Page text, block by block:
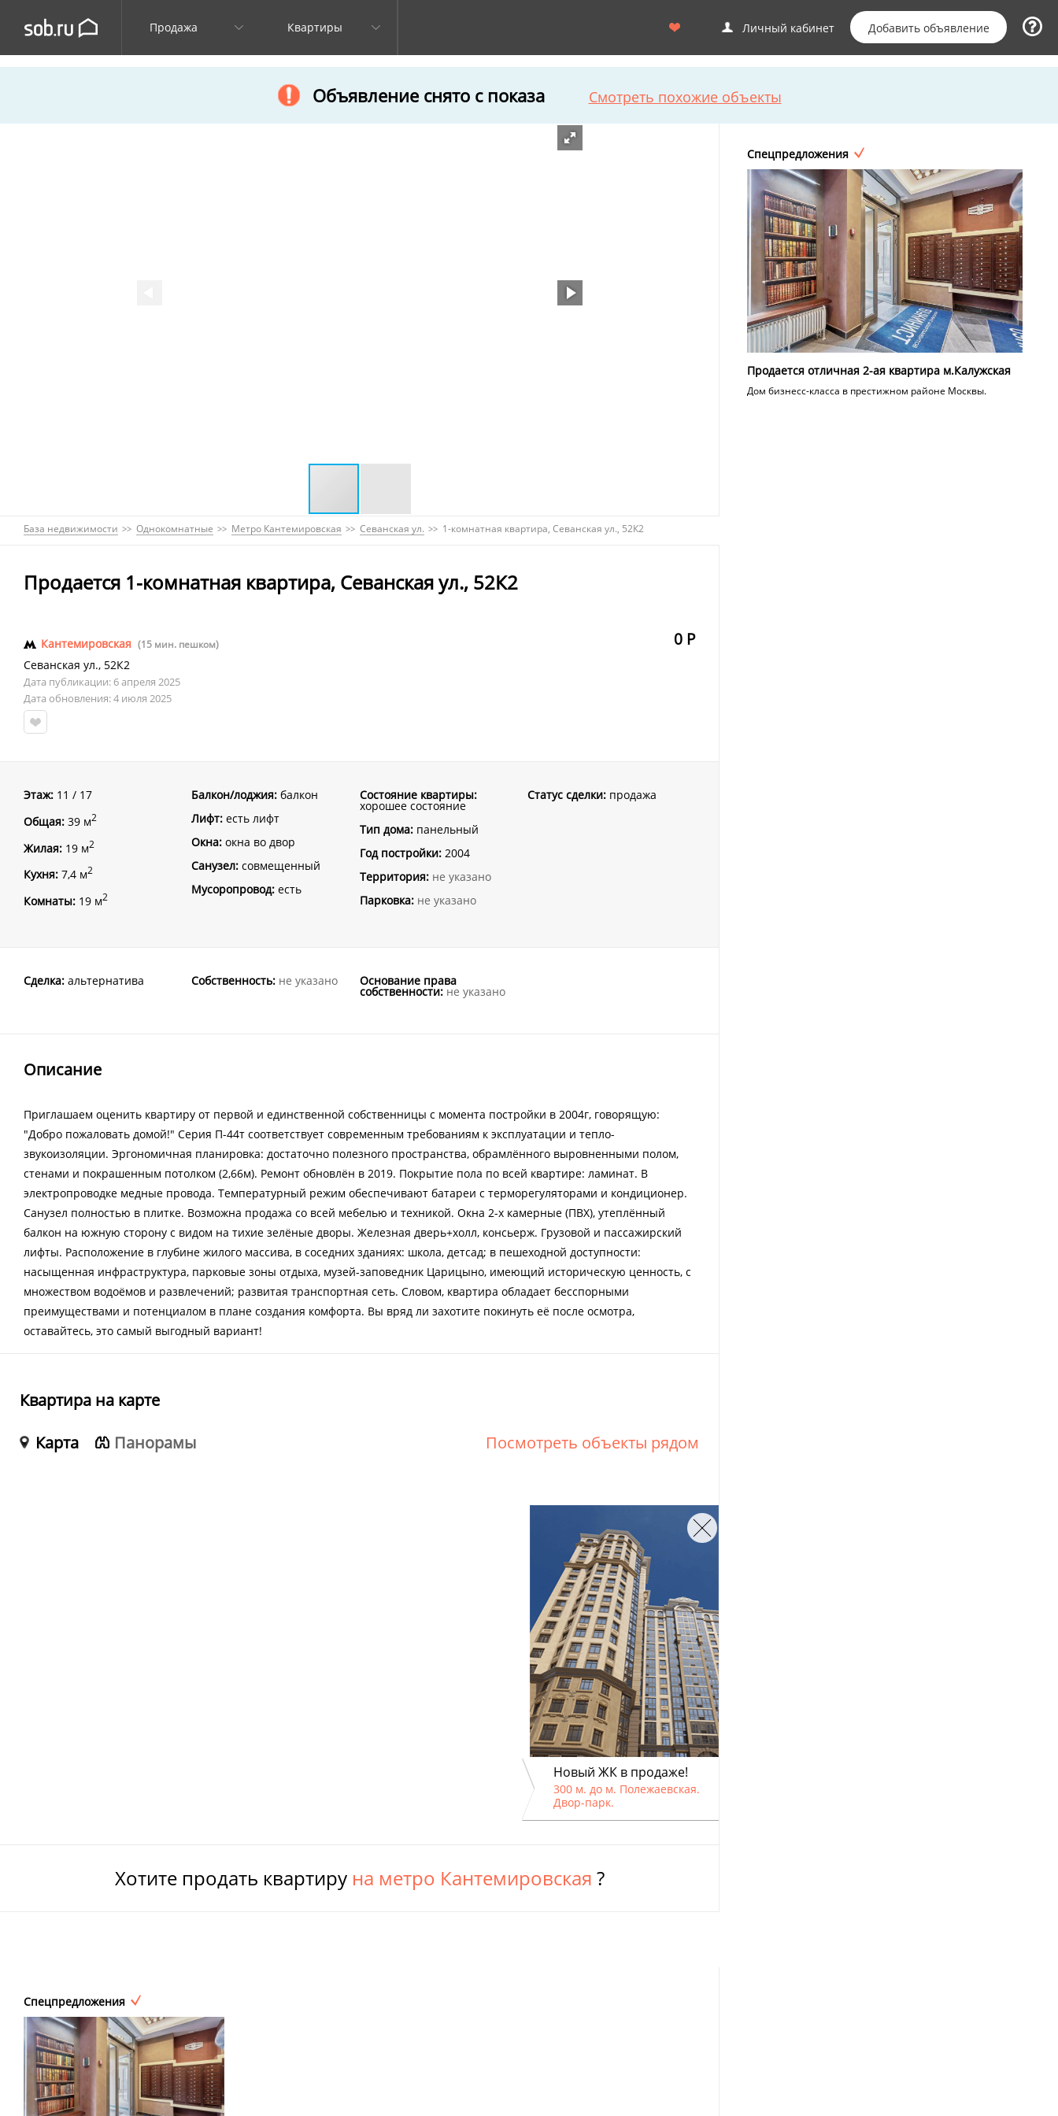
Продажа Квартиры Личный кабинет Добавить объявление
Объявление снято с показа Смотреть похожие объекты
Спецпредложения
Продается отличная 2-ая квартира м.Калужская
Дом бизнесс-класса в престижном районе Москвы.
База недвижимости Однокомнатные Метро Кантемировская Севанская ул. 1-комнатная квартира, Севанская ул., 52К2
Продается 1-комнатная квартира, Севанская ул., 52К2
0 Р
Кантемировская (15 мин. пешком)
Севанская ул., 52К2
Дата публикации: 6 апреля 2025
Дата обновления: 4 июля 2025
Этаж: 11 / 17
Общая: 39 м2
Жилая: 19 м2
Кухня: 7,4 м2
Комнаты: 19 м2
Балкон/лоджия: балкон
Лифт: есть лифт
Окна: окна во двор
Санузел: совмещенный
Мусоропровод: есть
Состояние квартиры:
хорошее состояние
Тип дома:панельный
Год постройки:2004
Территория: не указано
Парковка: не указано
Статус сделки:продажа
Сделка: альтернатива Собственность: не указано Основание права
собственности: не указано
Описание
Приглашаем оценить квартиру от первой и единственной собственницы с момента постройки в 2004г, говорящую:
"Добро пожаловать домой!" Серия П-44т соответствует современным требованиям к эксплуатации и тепло-
звукоизоляции. Эргономичная планировка: достаточно полезного пространства, обрамлённого выровненными полом,
стенами и покрашенным потолком (2,66м). Ремонт обновлён в 2019. Покрытие пола по всей квартире: ламинат. В
электропроводке медные провода. Температурный режим обеспечивают батареи с терморегуляторами и кондиционер.
Санузел полностью в плитке. Возможна продажа со всей мебелью и техникой. Окна 2-х камерные (ПВХ), утеплённый
балкон на южную сторону с видом на тихие зелёные дворы. Железная дверь+холл, консьерж. Грузовой и пассажирский
лифты. Расположение в глубине жилого массива, в соседних зданиях: школа, детсад; в пешеходной доступности:
насыщенная инфраструктура, парковые зоны отдыха, музей-заповедник Царицыно, имеющий историческую ценность, с
множеством водоёмов и развлечений; развитая транспортная сеть. Словом, квартира обладает бесспорными
преимуществами и потенциалом в плане создания комфорта. Вы вряд ли захотите покинуть её после осмотра,
оставайтесь, это самый выгодный вариант!
Квартира на карте
Карта
Панорамы Посмотреть объекты рядом
Новый ЖК в продаже!
300 м. до м. Полежаевская.
Двор-парк.
Хотите продать квартиру на метро Кантемировская ?
Спецпредложения